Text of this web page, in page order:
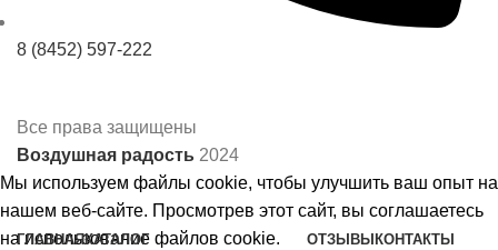
8 (8452) 597-222
Все права защищены
Воздушная радость 2024
ГЛАВНАЯКАТАЛОГ ОТЗЫВЫ КОНТАКТЫ
Мы используем файлы cookie, чтобы улучшить ваш опыт на
нашем веб-сайте. Просмотрев этот сайт, вы соглашаетесь
на использование файлов cookie.